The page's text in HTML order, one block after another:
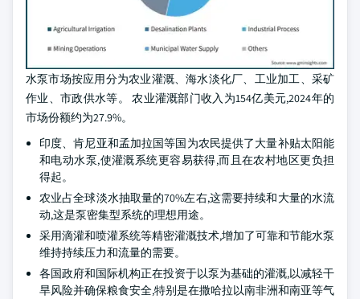
水泵市场按应用分为农业灌溉、海水淡化厂、工业加工、采矿
作业、市政供水等。 农业灌溉部门收入为154亿美元,2024年的
市场份额约为27.9%。
印度、肯尼亚和孟加拉国等国为农民提供了大量补贴太阳能
和电动水泵,使灌溉系统更容易获得,而且在农村地区更负担
得起。
农业占全球淡水抽取量的70%左右,这需要持续和大量的水流
动,这是泵密集型系统的理想用途。
采用滴灌和喷灌系统等精密灌溉技术,增加了可靠和节能水泵
维持持续压力和流量的需要。
各国政府和国际机构正在投资于以泵为基础的灌溉,以减轻干
旱风险并确保粮食安全,特别是在撒哈拉以南非洲和南亚等气